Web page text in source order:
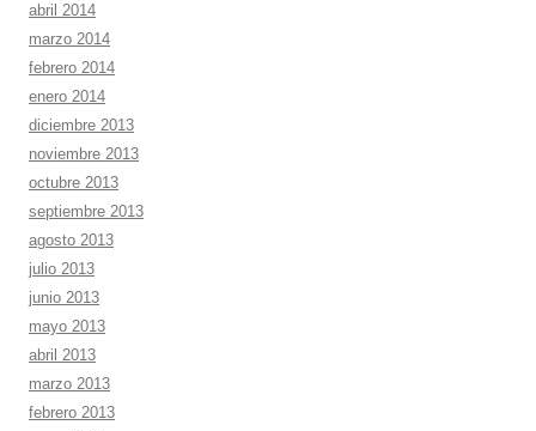
abril 2014
marzo 2014
febrero 2014
enero 2014
diciembre 2013
noviembre 2013
octubre 2013
septiembre 2013
agosto 2013
julio 2013
junio 2013
mayo 2013
abril 2013
marzo 2013
febrero 2013